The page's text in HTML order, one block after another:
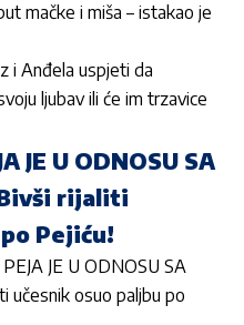
mačke i miša – istakao je
i Anđela uspjeti da
ljubav ili će im trzavice
JE U ODNOSU SA
Bivši rijaliti
Pejiću!
JE U ODNOSU SA
učesnik osuo paljbu po